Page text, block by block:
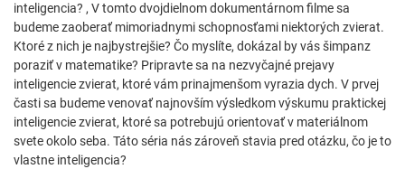
inteligencia? , V tomto dvojdielnom dokumentárnom filme sa
budeme zaoberať mimoriadnymi schopnosťami niektorých zvierat.
Ktoré z nich je najbystrejšie? Čo myslíte, dokázal by vás šimpanz
poraziť v matematike? Pripravte sa na nezvyčajné prejavy
inteligencie zvierat, ktoré vám prinajmenšom vyrazia dych. V prvej
časti sa budeme venovať najnovším výsledkom výskumu praktickej
inteligencie zvierat, ktoré sa potrebujú orientovať v materiálnom
svete okolo seba. Táto séria nás zároveň stavia pred otázku, čo je to
vlastne inteligencia?